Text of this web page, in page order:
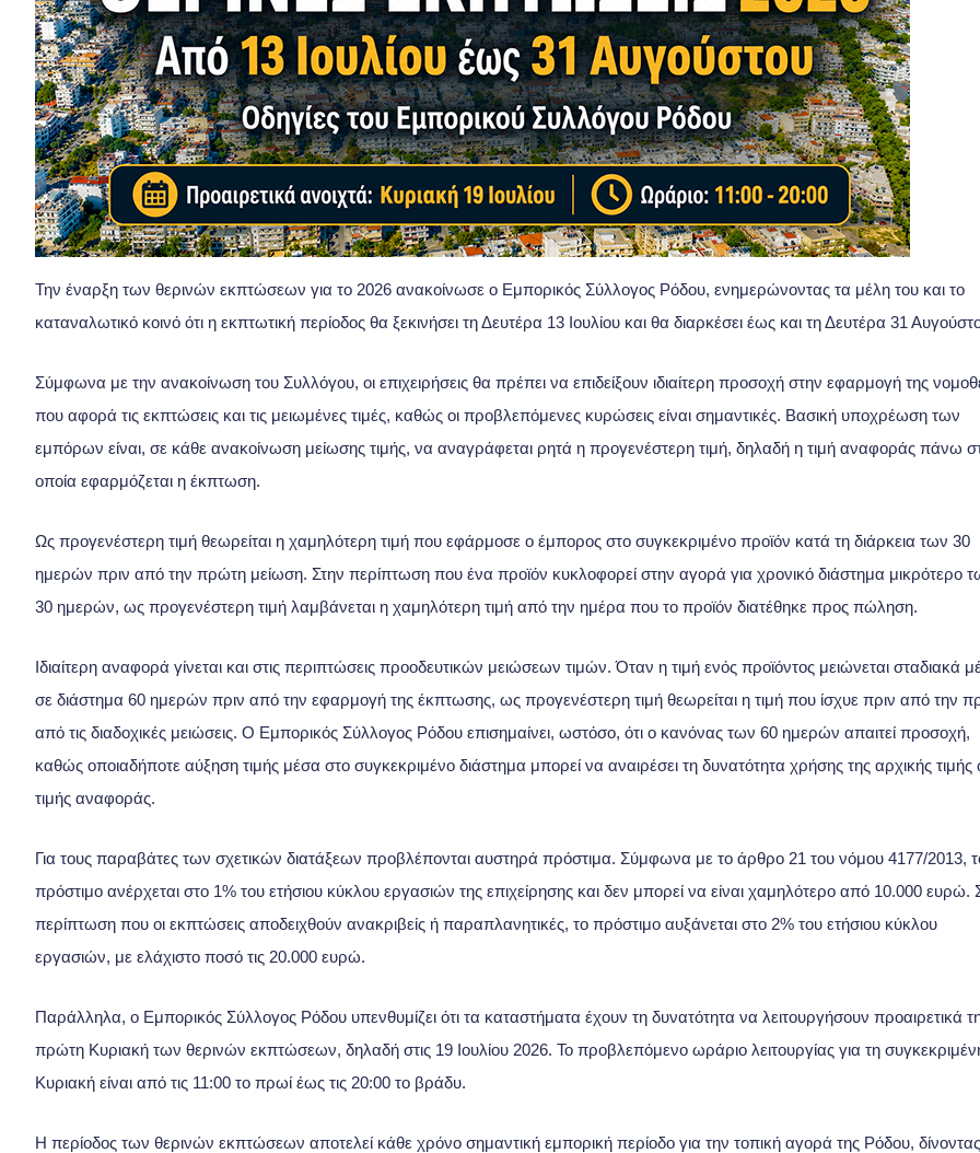
Την έναρξη των θερινών εκπτώσεων για το 2026 ανακοίνωσε ο Εμπορικός Σύλλογος Ρόδου, ενημερώνοντας τα μέλη του και το
καταναλωτικό κοινό ότι η εκπτωτική περίοδος θα ξεκινήσει τη Δευτέρα 13 Ιουλίου και θα διαρκέσει έως και τη Δευτέρα 31
Σύμφωνα με την ανακοίνωση του Συλλόγου, οι επιχειρήσεις θα πρέπει να επιδείξουν ιδιαίτερη προσοχή στην εφαρμογή της
που αφορά τις εκπτώσεις και τις μειωμένες τιμές, καθώς οι προβλεπόμενες κυρώσεις είναι σημαντικές. Βασική υποχρέωση των
εμπόρων είναι, σε κάθε ανακοίνωση μείωσης τιμής, να αναγράφεται ρητά η προγενέστερη τιμή, δηλαδή η τιμή αναφοράς πάνω
οποία εφαρμόζεται η έκπτωση.
Ως προγενέστερη τιμή θεωρείται η χαμηλότερη τιμή που εφάρμοσε ο έμπορος στο συγκεκριμένο προϊόν κατά τη διάρκεια των 30
ημερών πριν από την πρώτη μείωση. Στην περίπτωση που ένα προϊόν κυκλοφορεί στην αγορά για χρονικό διάστημα μικρότερο
30 ημερών, ως προγενέστερη τιμή λαμβάνεται η χαμηλότερη τιμή από την ημέρα που το προϊόν διατέθηκε προς πώληση.
Ιδιαίτερη αναφορά γίνεται και στις περιπτώσεις προοδευτικών μειώσεων τιμών. Όταν η τιμή ενός προϊόντος μειώνεται σταδιακά
σε διάστημα 60 ημερών πριν από την εφαρμογή της έκπτωσης, ως προγενέστερη τιμή θεωρείται η τιμή που ίσχυε πριν από την
από τις διαδοχικές μειώσεις. Ο Εμπορικός Σύλλογος Ρόδου επισημαίνει, ωστόσο, ότι ο κανόνας των 60 ημερών απαιτεί προσοχή,
καθώς οποιαδήποτε αύξηση τιμής μέσα στο συγκεκριμένο διάστημα μπορεί να αναιρέσει τη δυνατότητα χρήσης της αρχικής τιμής
τιμής αναφοράς.
Για τους παραβάτες των σχετικών διατάξεων προβλέπονται αυστηρά πρόστιμα. Σύμφωνα με το άρθρο 21 του νόμου 4177/2013,
πρόστιμο ανέρχεται στο 1% του ετήσιου κύκλου εργασιών της επιχείρησης και δεν μπορεί να είναι χαμηλότερο από 10.000 ευρώ.
περίπτωση που οι εκπτώσεις αποδειχθούν ανακριβείς ή παραπλανητικές, το πρόστιμο αυξάνεται στο 2% του ετήσιου κύκλου
εργασιών, με ελάχιστο ποσό τις 20.000 ευρώ.
Παράλληλα, ο Εμπορικός Σύλλογος Ρόδου υπενθυμίζει ότι τα καταστήματα έχουν τη δυνατότητα να λειτουργήσουν προαιρετικά
πρώτη Κυριακή των θερινών εκπτώσεων, δηλαδή στις 19 Ιουλίου 2026. Το προβλεπόμενο ωράριο λειτουργίας για τη
Κυριακή είναι από τις 11:00 το πρωί έως τις 20:00 το βράδυ.
Η περίοδος των θερινών εκπτώσεων αποτελεί κάθε χρόνο σημαντική εμπορική περίοδο για την τοπική αγορά της Ρόδου, δίνοντας